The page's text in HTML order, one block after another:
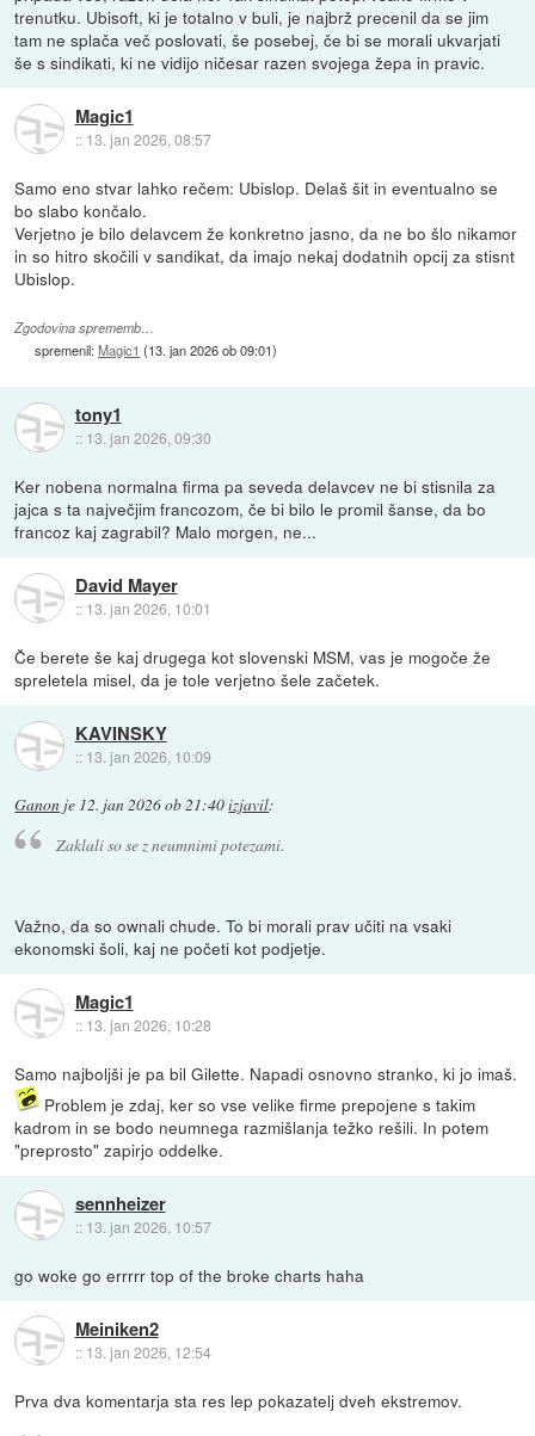
trenutku. Ubisoft, ki je totalno v buli, je najbrž precenil da se jim
tam ne splača več poslovati, še posebej, če bi se morali ukvarjati
še s sindikati, ki ne vidijo ničesar razen svojega žepa in pravic.
Magic1
:: 13. jan 2026, 08:57
Samo eno stvar lahko rečem: Ubislop. Delaš šit in eventualno se
bo slabo končalo.
Verjetno je bilo delavcem že konkretno jasno, da ne bo šlo nikamor
in so hitro skočili v sandikat, da imajo nekaj dodatnih opcij za stisnt
Ubislop.
Zgodovina sprememb…
spremenil:Magic1 (13. jan 2026 ob 09:01)
tony1
:: 13. jan 2026, 09:30
Ker nobena normalna firma pa seveda delavcev ne bi stisnila za
jajca s ta največjim francozom, če bi bilo le promil šanse, da bo
francoz kaj zagrabil? Malo morgen, ne...
David Mayer
:: 13. jan 2026, 10:01
Če berete še kaj drugega kot slovenski MSM, vas je mogoče že
spreletela misel, da je tole verjetno šele začetek.
KAVINSKY
:: 13. jan 2026, 10:09
Ganon je 12. jan 2026 ob 21:40izjavil:
Zaklali so se z neumnimi potezami.
Važno, da so ownali chude. To bi morali prav učiti na vsaki
ekonomski šoli, kaj ne početi kot podjetje.
Magic1
:: 13. jan 2026, 10:28
Samo najboljši je pa bil Gilette. Napadi osnovno stranko, ki jo imaš.
Problem je zdaj, ker so vse velike firme prepojene s takim
kadrom in se bodo neumnega razmišlanja težko rešili. In potem
"preprosto" zapirjo oddelke.
sennheizer
:: 13. jan 2026, 10:57
go woke go errrrr top of the broke charts haha
Meiniken2
:: 13. jan 2026, 12:54
Prva dva komentarja sta res lep pokazatelj dveh ekstremov.